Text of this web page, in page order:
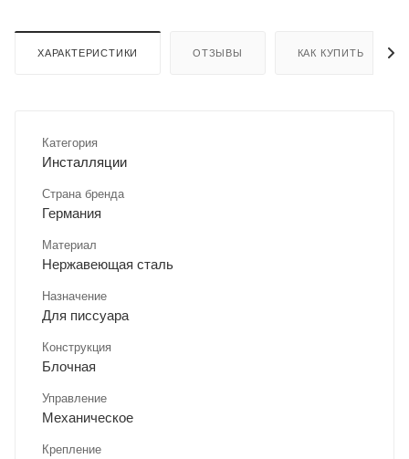
ХАРАКТЕРИСТИКИ ОТЗЫВЫ КАК КУПИТЬ
Категория
Инсталляции
Страна бренда
Германия
Материал
Нержавеющая сталь
Назначение
Для писсуара
Конструкция
Блочная
Управление
Механическое
Крепление